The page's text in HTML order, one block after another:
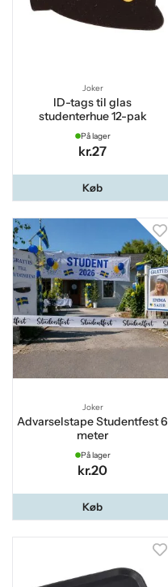
Joker
ID-tags til glas
studenterhue 12-pak
På lager
kr.27
Køb
Joker
Advarselstape Studentfest 6
meter
På lager
kr.20
Køb